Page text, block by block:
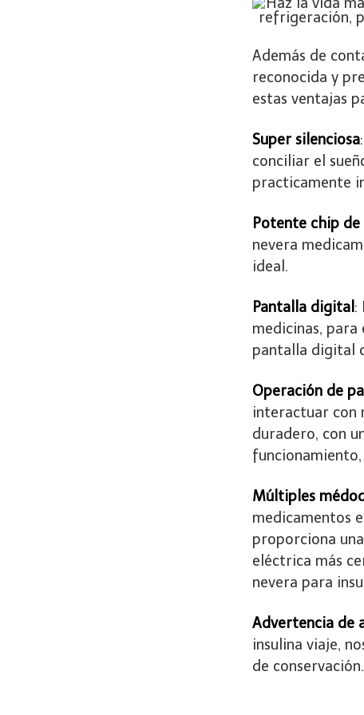
Además de
reconocida y
estas ventajas
Super silenciosa
conciliar el
practicamente
Potente chip
nevera
ideal.
Pantalla digital :
medicinas,
pantalla digital
Operación de
interactuar con
duradero, con
Múltiples
medicamentos
proporciona
eléctrica más
nevera para
Advertencia de
insulina viaje,
de conservación.